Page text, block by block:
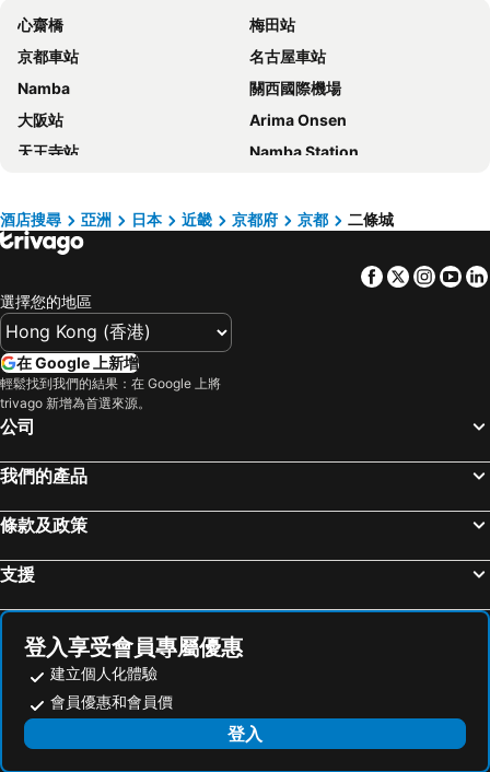
APA Hotel Kyoto Eki Horikawadori
REF Kyoto Hachijoguchi by VESSEL HOTELS
ALA HOTEL KYOTO
Hotel Musse Kyoto Shijo Kawaramachi Meitetsu
櫻花台畫室酒店
Vessel Hotel Campana Kyoto Gojo
麗嘉GRAN京都酒店
京都三條三井花園酒店
京都八條口大和皇家酒店
DoubleTree by Hilton Kyoto Station
京都埃爾旅館
京都京阪大酒店
Hotel Keihan Kyotoeki Minami
Richmond Hotel Premier Kyoto Shijo
Hotel Gran Ms Kyoto
京都法華俱樂部酒店
THE BLOSSOM KYOTO
Biwako Hotel
Hotel The M's Kyoto
烏丸京都酒店
京都哈頓酒店
Solaria Nishitetsu Hotel Kyoto Premier
Kyoto Universal Hotel Karasuma
CAPSULE HOTEL CONTINUE NijojoKita
M's Hotel Nijojo Oike
Randor Residence Kyoto Nijo Castle
HOTEL THE MITSUI KYOTO, a Luxury Collection Hotel & Spa
心齋橋
梅田站
京都車站
名古屋車站
Namba
關西國際機場
大阪站
Arima Onsen
天王寺站
Namba Station
梅田天空之城
神戶三宮車站
Namba City
下呂溫泉
金澤車站
白浜溫泉
大阪城
嵐山竹林
大阪國際機場
天橋立溫泉
Suzuka Circuit
Chubu Centrair International Airport
Awaji Island
奈良車站
Karasuma Station
祇園四条車站
山中溫泉
合掌村
Nipponbashi Station
酒店搜尋 亞洲 日本 近畿 京都府 京都 二條城
Facebook
Twitter
選擇您的地區
在 Google 上新增
輕鬆找到我們的結果：在 Google 上將
trivago 新增為首選來源。
公司
我們的產品
條款及政策
支援
登入享受會員專屬優惠
建立個人化體驗
會員優惠和會員價
登入